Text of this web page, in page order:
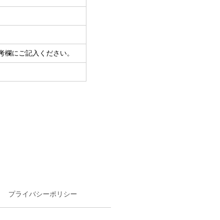
にご記入ください。
プライバシーポリシー